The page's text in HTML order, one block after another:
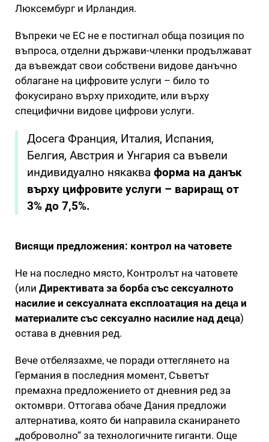
Люксембург и Ирландия.
Въпреки че ЕС не е постигнал обща позиция по
въпроса, отделни държави-членки продължават
да въвеждат свои собствени видове данъчно
облагане на цифровите услуги – било то
фокусирано върху приходите, или върху
специфични видове цифрови услуги.
Досега Франция, Италия, Испания,
Белгия, Австрия и Унгария са въвели
индивидуално някаква форма на данък
върху цифровите услуги – вариращ от
3% до 7,5%.
Висящи предложения: контрол на чатовете
Не на последно място, Контролът на чатовете
(или Директивата за борба със сексуалното
насилие и сексуалната експлоатация на деца и
материалите със сексуално насилие над деца)
остава в дневния ред.
Вече отбелязахме, че поради оттеглянето на
Германия в последния момент, Съветът
премахна предложението от дневния ред за
октомври. Оттогава обаче Дания предложи
алтернатива, която би направила сканирането
„доброволно“ за технологичните гиганти. Още